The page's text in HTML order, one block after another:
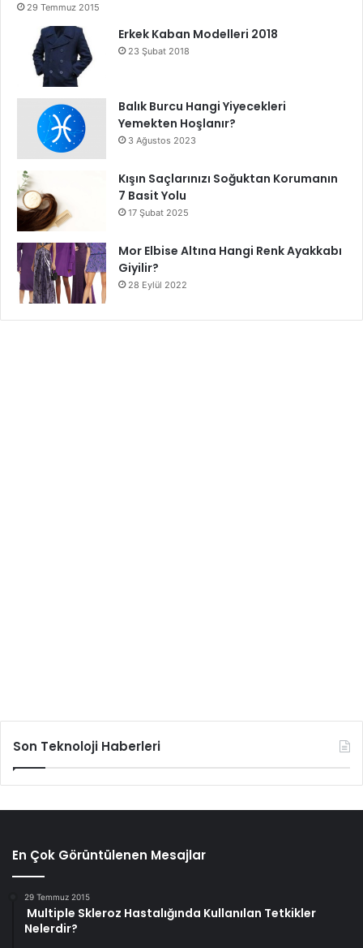
29 Temmuz 2015
Erkek Kaban Modelleri 2018
23 Şubat 2018
Balık Burcu Hangi Yiyecekleri
Yemekten Hoşlanır?
3 Ağustos 2023
Kışın Saçlarınızı Soğuktan Korumanın
7 Basit Yolu
17 Şubat 2025
Mor Elbise Altına Hangi Renk Ayakkabı
Giyilir?
28 Eylül 2022
Son Teknoloji Haberleri
En Çok Görüntülenen Mesajlar
29 Temmuz 2015
Multiple Skleroz Hastalığında Kullanılan Tetkikler
Nelerdir?